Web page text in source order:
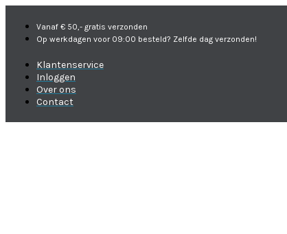
Vanaf € 50,- gratis verzonden
Op werkdagen voor 09:00 besteld? Zelfde dag verzonden!
Klantenservice
Inloggen
Over ons
Contact